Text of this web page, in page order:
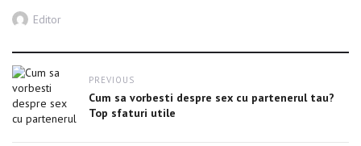
Author
Editor
Post
navigation
PREVIOUS
Previous
post:
Cum sa vorbesti despre sex cu partenerul tau?
Top sfaturi utile